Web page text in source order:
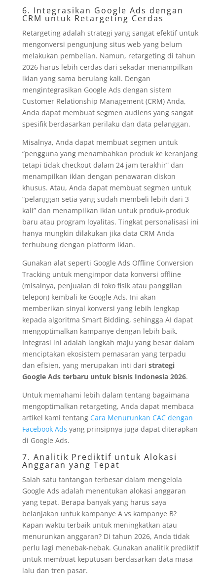
6. Integrasikan Google Ads dengan
CRM untuk Retargeting Cerdas
Retargeting adalah strategi yang sangat efektif untuk
mengonversi pengunjung situs web yang belum
melakukan pembelian. Namun, retargeting di tahun
2026 harus lebih cerdas dari sekadar menampilkan
iklan yang sama berulang kali. Dengan
mengintegrasikan Google Ads dengan sistem
Customer Relationship Management (CRM) Anda,
Anda dapat membuat segmen audiens yang sangat
spesifik berdasarkan perilaku dan data pelanggan.
Misalnya, Anda dapat membuat segmen untuk
“pengguna yang menambahkan produk ke keranjang
tetapi tidak checkout dalam 24 jam terakhir” dan
menampilkan iklan dengan penawaran diskon
khusus. Atau, Anda dapat membuat segmen untuk
“pelanggan setia yang sudah membeli lebih dari 3
kali” dan menampilkan iklan untuk produk-produk
baru atau program loyalitas. Tingkat personalisasi ini
hanya mungkin dilakukan jika data CRM Anda
terhubung dengan platform iklan.
Gunakan alat seperti Google Ads Offline Conversion
Tracking untuk mengimpor data konversi offline
(misalnya, penjualan di toko fisik atau panggilan
telepon) kembali ke Google Ads. Ini akan
memberikan sinyal konversi yang lebih lengkap
kepada algoritma Smart Bidding, sehingga AI dapat
mengoptimalkan kampanye dengan lebih baik.
Integrasi ini adalah langkah maju yang besar dalam
menciptakan ekosistem pemasaran yang terpadu
dan efisien, yang merupakan inti dari strategi
Google Ads terbaru untuk bisnis Indonesia 2026.
Untuk memahami lebih dalam tentang bagaimana
mengoptimalkan retargeting, Anda dapat membaca
artikel kami tentang Cara Menurunkan CAC dengan
Facebook Ads yang prinsipnya juga dapat diterapkan
di Google Ads.
7. Analitik Prediktif untuk Alokasi
Anggaran yang Tepat
Salah satu tantangan terbesar dalam mengelola
Google Ads adalah menentukan alokasi anggaran
yang tepat. Berapa banyak yang harus saya
belanjakan untuk kampanye A vs kampanye B?
Kapan waktu terbaik untuk meningkatkan atau
menurunkan anggaran? Di tahun 2026, Anda tidak
perlu lagi menebak-nebak. Gunakan analitik prediktif
untuk membuat keputusan berdasarkan data masa
lalu dan tren pasar.